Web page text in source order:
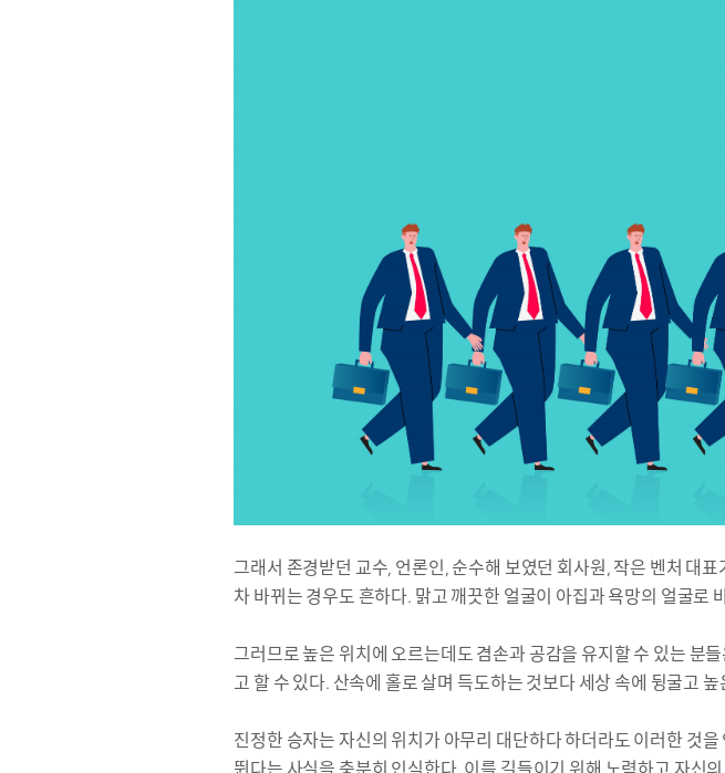
그래서 존경받던 교수, 언론인, 순수해 보였던 회사원, 작은 벤처 대
차 바뀌는 경우도 흔하다. 맑고 깨끗한 얼굴이 아집과 욕망의 얼굴로
그러므로 높은 위치에 오르는데도 겸손과 공감을 유지할 수 있는 분
고 할 수 있다. 산속에 홀로 살며 득도하는 것보다 세상 속에 뒹굴고
진정한 승자는 자신의 위치가 아무리 대단하다 하더라도 이러한 것